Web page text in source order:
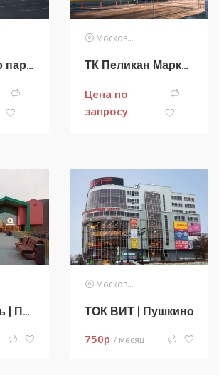
ТРЦ Пушкино парк | Пушкино
Московская область
ТК Пеликан Маркет | NEW
Цена по
запросу
ТРК Акварель | Пушкино
Московская область
ТОК ВИТ | Пушкино
750p / месяц